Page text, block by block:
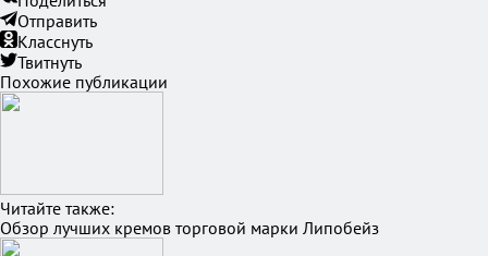
Отправить
Класснуть
Твитнуть
Похожие публикации
Читайте также:
Обзор лучших кремов торговой марки Липобейз